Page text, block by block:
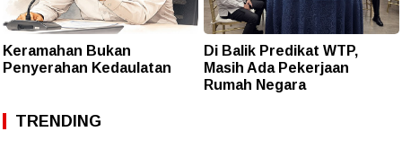
Keramahan Bukan
Penyerahan Kedaulatan
Di Balik Predikat WTP,
Masih Ada Pekerjaan
Rumah Negara
TRENDING